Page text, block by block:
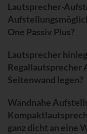
Lautsprecher-
One Passiv Plus?
Lautsprecher
Regallautsprecher
Seitenwand legen?
Wandnahe
ganz dicht an eine